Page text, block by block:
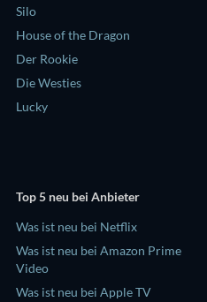
Silo
House of the Dragon
Der Rookie
Die Westies
Lucky
Top 5 neu bei Anbieter
Was ist neu bei Netflix
Was ist neu bei Amazon Prime
Video
Was ist neu bei Apple TV